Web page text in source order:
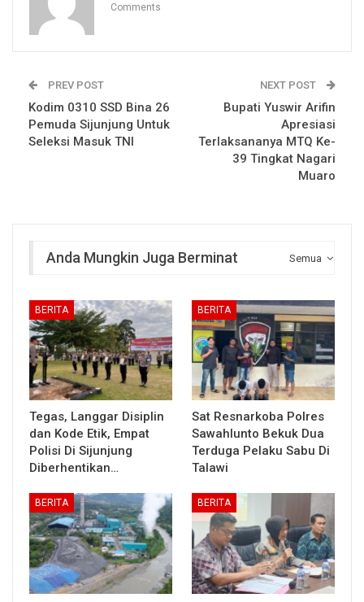
Comments
PREV POST
Kodim 0310 SSD Bina 26
Pemuda Sijunjung Untuk
Seleksi Masuk TNI
NEXT POST
Bupati Yuswir Arifin
Apresiasi
Terlaksananya MTQ Ke-
39 Tingkat Nagari
Muaro
Semua
Anda Mungkin Juga Berminat
BERITA
Tegas, Langgar Disiplin
dan Kode Etik, Empat
Polisi Di Sijunjung
Diberhentikan…
BERITA
Sat Resnarkoba Polres
Sawahlunto Bekuk Dua
Terduga Pelaku Sabu Di
Talawi
BERITA BERITA